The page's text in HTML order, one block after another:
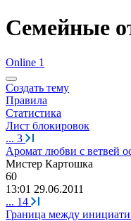
Семейные
Online 1
Создать тему
Правила
Статистика
Лист блокировок
... 3
Аромат любви с ветвей
Мистер Картошка
60
13:01 29.06.2011
... 14
Граница между